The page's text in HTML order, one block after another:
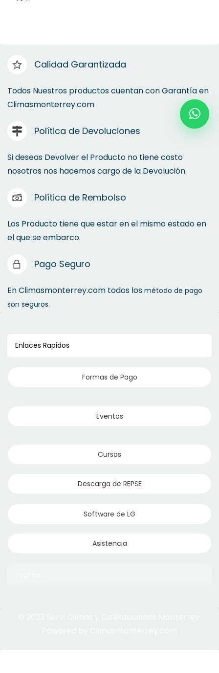
Gabinete TE 8000
Calidad Garantizada
Todos Nuestros productos cuentan con Garantía en
Climasmonterrey.com
Política de Devoluciones
Si deseas Devolver el Producto no tiene costo
nosotros nos hacemos cargo de la Devolución.
Política de Rembolso
Los Producto tiene que estar en el mismo estado en
el que se embarco.
Pago Seguro
En Climasmonterrey.com todos los método de pago
son seguros.
Enlaces Rapidos
Formas de Pago
Eventos
Cursos
Descarga de REPSE
Software de LG
Asistencia